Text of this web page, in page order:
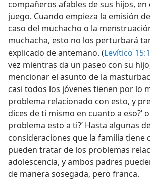
compañeros afables de sus hijos, en
juego. Cuando empieza la emisión
caso del muchacho o la
muchacha, esto no los perturbará
explicado de antemano. (Levítico
vez mientras da un paseo con su
mencionar el asunto de la
casi todos los jóvenes tienen por lo
problema relacionado con esto, y
dices de ti mismo en cuanto a eso?’
problema esto a ti?’ Hasta algunas
consideraciones que la familia tiene
pueden tratar de los problemas
adolescencia, y ambos padres
de manera sosegada, pero franca.